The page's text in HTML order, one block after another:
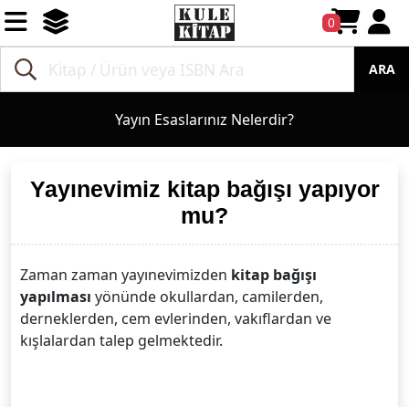
0
ARA
Yayın Esaslarınız Nelerdir?
Yayınevimiz kitap bağışı yapıyor
mu?
Zaman zaman yayınevimizden kitap bağışı
yapılması yönünde okullardan, camilerden,
derneklerden, cem evlerinden, vakıflardan ve
kışlalardan talep gelmektedir.